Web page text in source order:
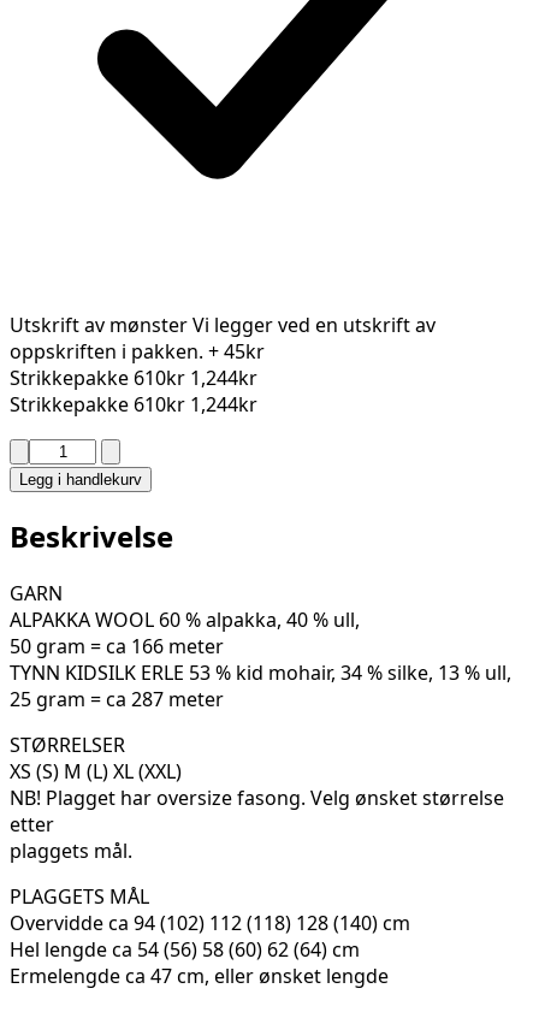
Utskrift av mønsterVi legger ved en utskrift av
oppskriften i pakken. + 45kr
Strikkepakke 610kr 1,244kr
Strikkepakke 610kr 1,244kr
MAGNILLA
GENSER
129-
02D
antall
Legg i handlekurv
Beskrivelse
GARN
ALPAKKA WOOL 60 % alpakka, 40 % ull,
50 gram = ca 166 meter
TYNN KIDSILK ERLE 53 % kid mohair, 34 % silke, 13 % ull,
25 gram = ca 287 meter
STØRRELSER
XS (S) M (L) XL (XXL)
NB! Plagget har oversize fasong. Velg ønsket størrelse
etter
plaggets mål.
PLAGGETS MÅL
Overvidde ca 94 (102) 112 (118) 128 (140) cm
Hel lengde ca 54 (56) 58 (60) 62 (64) cm
Ermelengde ca 47 cm, eller ønsket lengde